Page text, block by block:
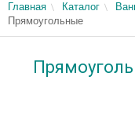
Главная Каталог
Прямоугольные